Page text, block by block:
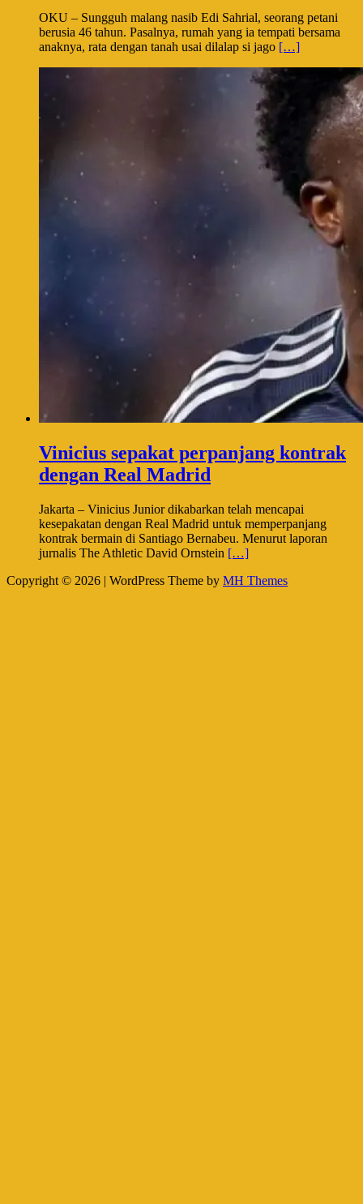
OKU – Sungguh malang nasib Edi Sahrial, seorang petani
berusia 46 tahun. Pasalnya, rumah yang ia tempati bersama
anaknya, rata dengan tanah usai dilalap si jago […]
Vinicius sepakat perpanjang kontrak
dengan Real Madrid
Jakarta – Vinicius Junior dikabarkan telah mencapai
kesepakatan dengan Real Madrid untuk memperpanjang
kontrak bermain di Santiago Bernabeu. Menurut laporan
jurnalis The Athletic David Ornstein […]
Copyright © 2026 | WordPress Theme by MH Themes